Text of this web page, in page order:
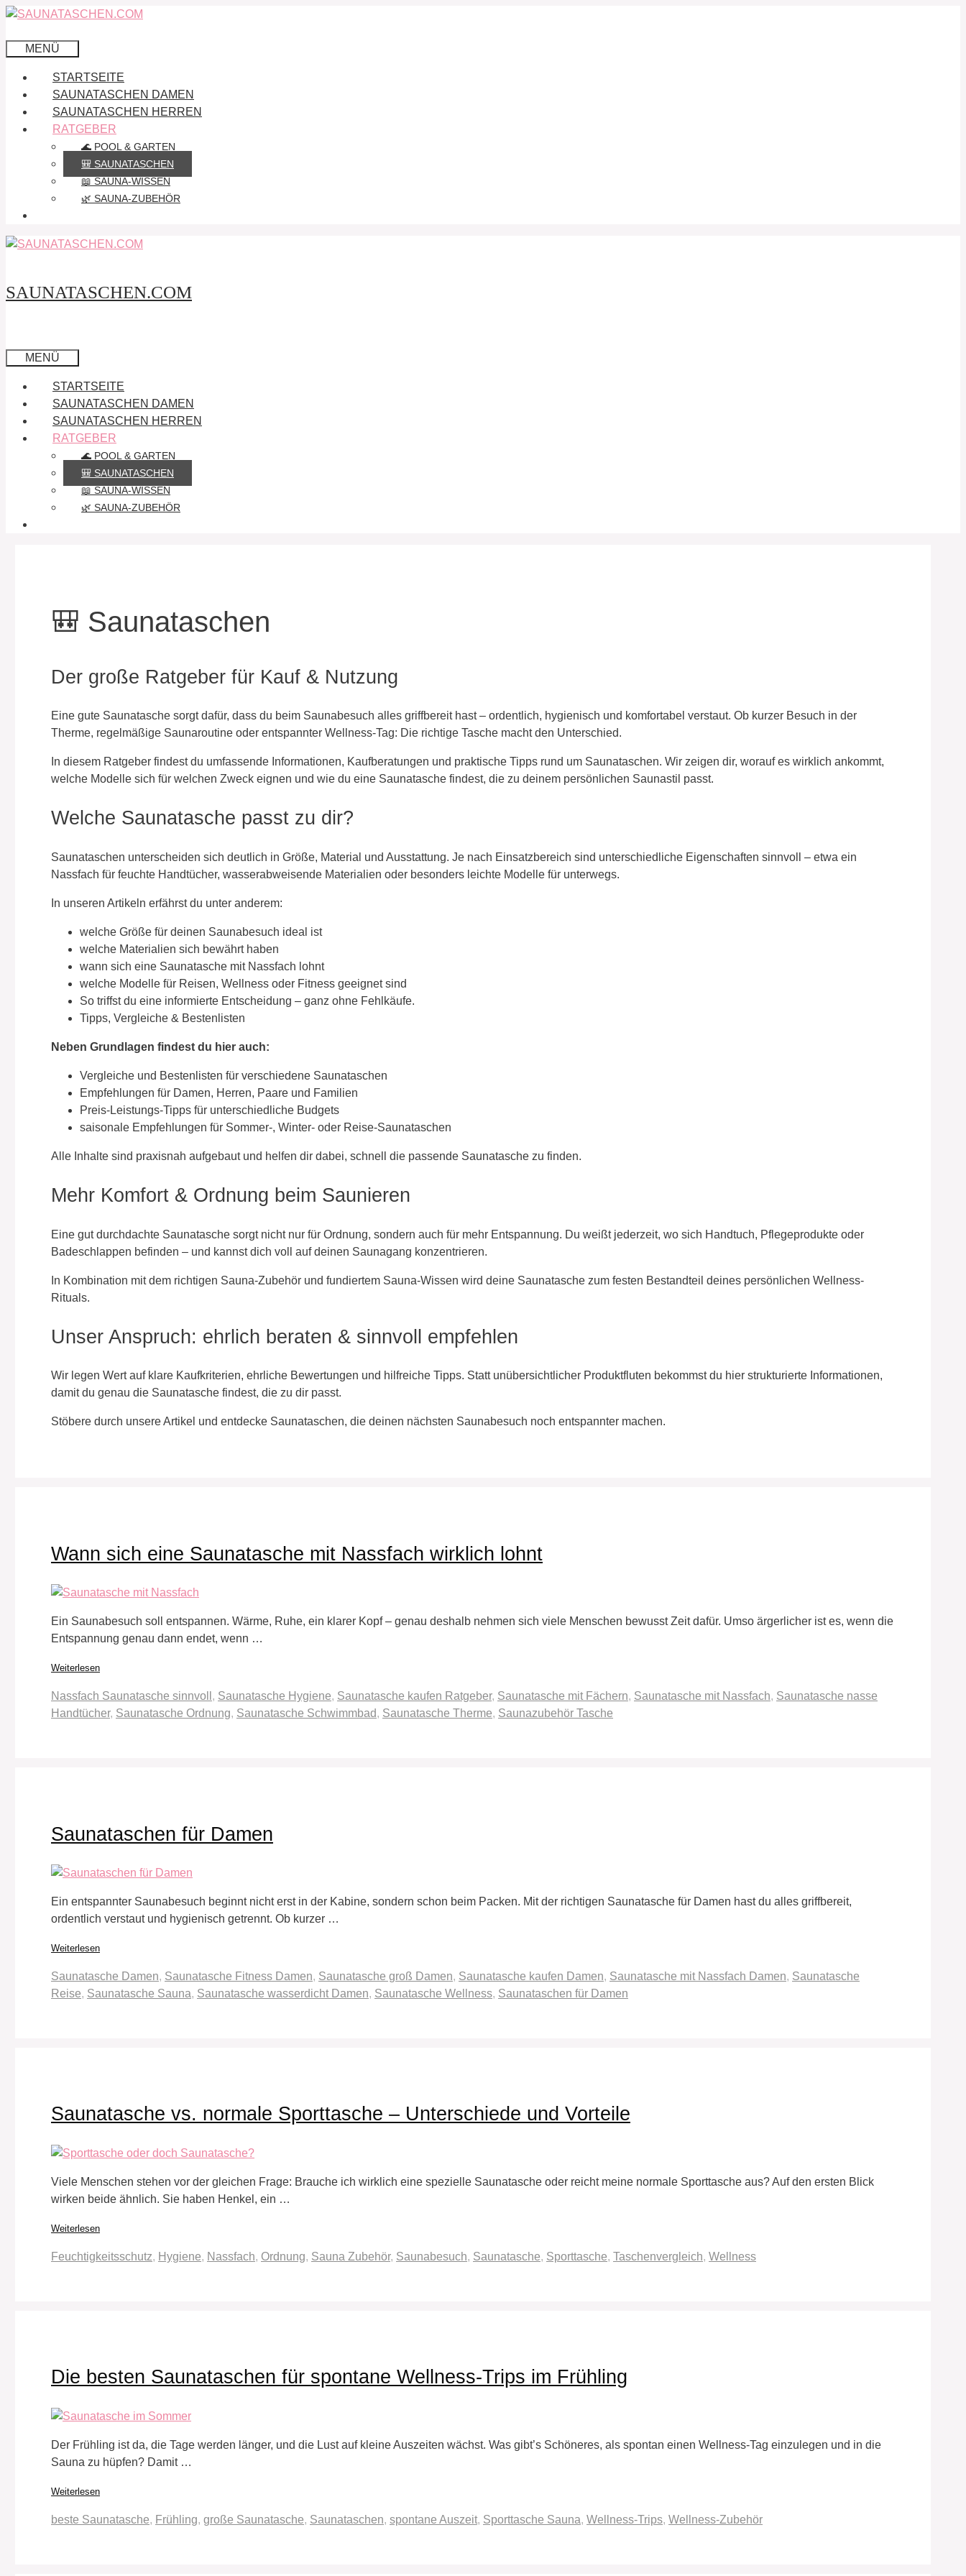
Zum
springen
MENÜ
STARTSEITE
SAUNATASCHEN DAMEN
SAUNATASCHEN HERREN
RATGEBER
🌊 POOL & GARTEN
🎒 SAUNATASCHEN
📖 SAUNA-WISSEN
🌿 SAUNA-ZUBEHÖR
SAUNATASCHEN.COM
MENÜ
STARTSEITE
SAUNATASCHEN DAMEN
SAUNATASCHEN HERREN
RATGEBER
🌊 POOL & GARTEN
🎒 SAUNATASCHEN
📖 SAUNA-WISSEN
🌿 SAUNA-ZUBEHÖR
🎒 Saunataschen
Der große Ratgeber für Kauf & Nutzung
Eine gute Saunatasche sorgt dafür, dass du beim Saunabesuch alles griffbereit hast – ordentlich, hygienisch und komfortabel verstaut. Ob kurzer Besuch in der
Therme, regelmäßige Saunaroutine oder entspannter Wellness-Tag: Die richtige Tasche macht den Unterschied.
In diesem Ratgeber findest du umfassende Informationen, Kaufberatungen und praktische Tipps rund um Saunataschen. Wir zeigen dir, worauf es wirklich ankommt,
welche Modelle sich für welchen Zweck eignen und wie du eine Saunatasche findest, die zu deinem persönlichen Saunastil passt.
Welche Saunatasche passt zu dir?
Saunataschen unterscheiden sich deutlich in Größe, Material und Ausstattung. Je nach Einsatzbereich sind unterschiedliche Eigenschaften sinnvoll – etwa ein
Nassfach für feuchte Handtücher, wasserabweisende Materialien oder besonders leichte Modelle für unterwegs.
In unseren Artikeln erfährst du unter anderem:
welche Größe für deinen Saunabesuch ideal ist
welche Materialien sich bewährt haben
wann sich eine Saunatasche mit Nassfach lohnt
welche Modelle für Reisen, Wellness oder Fitness geeignet sind
So triffst du eine informierte Entscheidung – ganz ohne Fehlkäufe.
Tipps, Vergleiche & Bestenlisten
Neben Grundlagen findest du hier auch:
Vergleiche und Bestenlisten für verschiedene Saunataschen
Empfehlungen für Damen, Herren, Paare und Familien
Preis-Leistungs-Tipps für unterschiedliche Budgets
saisonale Empfehlungen für Sommer-, Winter- oder Reise-Saunataschen
Alle Inhalte sind praxisnah aufgebaut und helfen dir dabei, schnell die passende Saunatasche zu finden.
Mehr Komfort & Ordnung beim Saunieren
Eine gut durchdachte Saunatasche sorgt nicht nur für Ordnung, sondern auch für mehr Entspannung. Du weißt jederzeit, wo sich Handtuch, Pflegeprodukte oder
Badeschlappen befinden – und kannst dich voll auf deinen Saunagang konzentrieren.
In Kombination mit dem richtigen Sauna-Zubehör und fundiertem Sauna-Wissen wird deine Saunatasche zum festen Bestandteil deines persönlichen Wellness-
Rituals.
Unser Anspruch: ehrlich beraten & sinnvoll empfehlen
Wir legen Wert auf klare Kaufkriterien, ehrliche Bewertungen und hilfreiche Tipps. Statt unübersichtlicher Produktfluten bekommst du hier strukturierte Informationen,
damit du genau die Saunatasche findest, die zu dir passt.
Stöbere durch unsere Artikel und entdecke Saunataschen, die deinen nächsten Saunabesuch noch entspannter machen.
Wann sich eine Saunatasche mit Nassfach wirklich lohnt
Ein Saunabesuch soll entspannen. Wärme, Ruhe, ein klarer Kopf – genau deshalb nehmen sich viele Menschen bewusst Zeit dafür. Umso ärgerlicher ist es, wenn die
Entspannung genau dann endet, wenn …
Weiterlesen
Schlagwörter
Nassfach Saunatasche sinnvoll , Saunatasche Hygiene, Saunatasche kaufen Ratgeber, Saunatasche mit Fächern, Saunatasche mit Nassfach, Saunatasche nasse
Handtücher, Saunatasche Ordnung, Saunatasche Schwimmbad, Saunatasche Therme, Saunazubehör Tasche
Saunataschen für Damen
Ein entspannter Saunabesuch beginnt nicht erst in der Kabine, sondern schon beim Packen. Mit der richtigen Saunatasche für Damen hast du alles griffbereit,
ordentlich verstaut und hygienisch getrennt. Ob kurzer …
Weiterlesen
Schlagwörter
Saunatasche Damen, Saunatasche Fitness Damen, Saunatasche groß Damen, Saunatasche kaufen Damen, Saunatasche mit Nassfach Damen, Saunatasche
Reise, Saunatasche Sauna, Saunatasche wasserdicht Damen, Saunatasche Wellness, Saunataschen für Damen
Saunatasche vs. normale Sporttasche – Unterschiede und Vorteile
Viele Menschen stehen vor der gleichen Frage: Brauche ich wirklich eine spezielle Saunatasche oder reicht meine normale Sporttasche aus? Auf den ersten Blick
wirken beide ähnlich. Sie haben Henkel, ein …
Weiterlesen
Schlagwörter
Feuchtigkeitsschutz, Hygiene, Nassfach, Ordnung, Sauna Zubehör, Saunabesuch, Saunatasche, Sporttasche, Taschenvergleich, Wellness
Die besten Saunataschen für spontane Wellness-Trips im Frühling
Der Frühling ist da, die Tage werden länger, und die Lust auf kleine Auszeiten wächst. Was gibt’s Schöneres, als spontan einen Wellness-Tag einzulegen und in die
Sauna zu hüpfen? Damit …
Weiterlesen
Schlagwörter
beste Saunatasche, Frühling, große Saunatasche, Saunataschen, spontane Auszeit, Sporttasche Sauna, Wellness-Trips, Wellness-Zubehör